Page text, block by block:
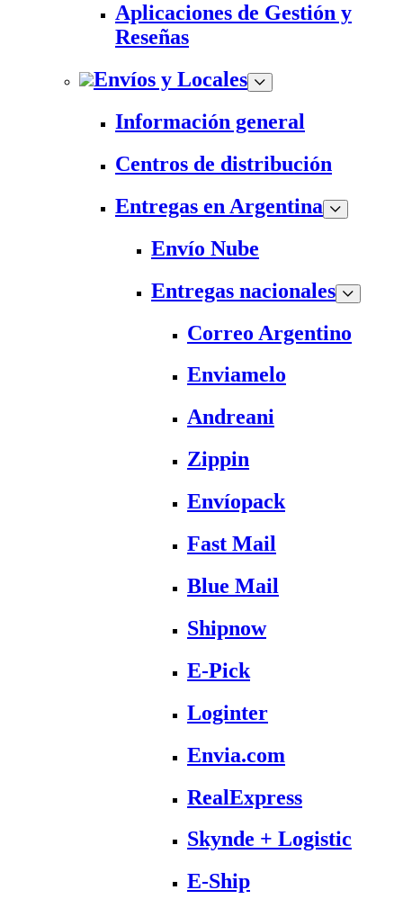
Aplicaciones de Gestión y
Reseñas
Envíos y Locales
Información general
Centros de distribución
Entregas en Argentina
Envío Nube
Entregas nacionales
Correo Argentino
Enviamelo
Andreani
Zippin
Envíopack
Fast Mail
Blue Mail
Shipnow
E-Pick
Loginter
Envia.com
RealExpress
Skynde + Logistic
E-Ship